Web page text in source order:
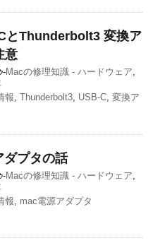
とThunderbolt3 変換ア
意
-Macの修理知識 - ハードウェア,
報, Thunderbolt3, USB-C, 変換ア
ダプタの話
-Macの修理知識 - ハードウェア,
報, mac電源アダプタ